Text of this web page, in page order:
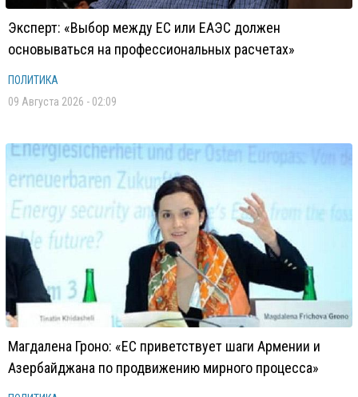
Эксперт: «Выбор между ЕС или ЕАЭС должен
основываться на профессиональных расчетах»
ПОЛИТИКА
09 Августа 2026 - 02:09
Магдалена Гроно: «ЕС приветствует шаги Армении и
Азербайджана по продвижению мирного процесса»